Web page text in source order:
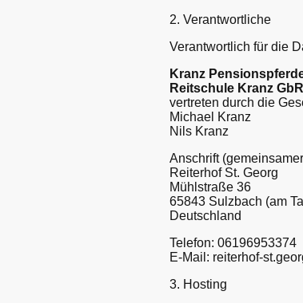
2. Verantwortliche
Verantwortlich für die
Kranz
Reitschule Kranz GbR
vertreten durch die
Michael Kranz
Nils Kranz
Anschrift
Reiterhof St. Georg
Mühlstraße 36
65843 Sulzbach (am
Deutschland
Telefon: 06196953374
E-Mail: reiterhof-
3. Hosting